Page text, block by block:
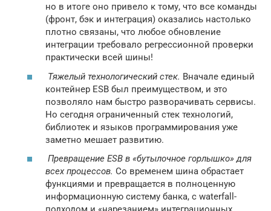
но в итоге оно привело к тому, что все команды
(фронт, бэк и интеграция) оказались настолько
плотно связаны, что любое обновление
интеграции требовало регрессионной проверки
практически всей шины!
Тяжелый технологический стек. Вначале единый
контейнер ESB был преимуществом, и это
позволяло нам быстро разворачивать сервисы.
Но сегодня ограниченный стек технологий,
библиотек и языков программирования уже
заметно мешает развитию.
Превращение ESB в «бутылочное горлышко» для
всех процессов. Со временем шина обрастает
функциями и превращается в полноценную
информационную систему банка, с waterfall-